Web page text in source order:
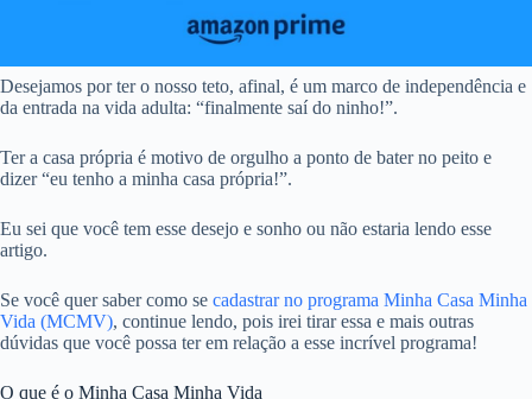
Desejamos por ter o nosso teto, afinal, é um marco de independência e
da entrada na vida adulta: “finalmente saí do ninho!”.
Ter a casa própria é motivo de orgulho a ponto de bater no peito e
dizer “eu tenho a minha casa própria!”.
Eu sei que você tem esse desejo e sonho ou não estaria lendo esse
artigo.
Se você quer saber como se cadastrar no programa Minha Casa Minha
Vida (MCMV), continue lendo, pois irei tirar essa e mais outras
dúvidas que você possa ter em relação a esse incrível programa!
O que é o Minha Casa Minha Vida